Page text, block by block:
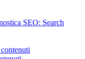
SEO: Search